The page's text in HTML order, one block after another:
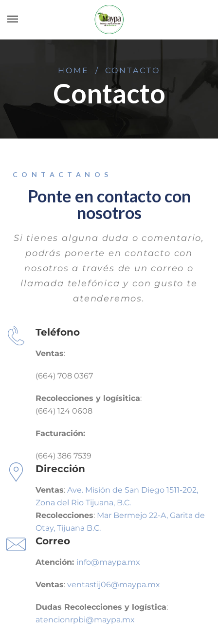
HOME / CONTACTO
Contacto
CONTACTANOS
Ponte en contacto con
nosotros
Si tienes alguna duda o comentario,
podrás ponerte en contacto con
nosotros a través de un correo o
llamada telefónica y con gusto te
atenderemos.
Teléfono
Ventas:
(664) 708 0367
Recolecciones y logísitica:
(664) 124 0608
Facturación:
(664) 386 7539
Dirección
Ventas:Ave. Misión de San Diego 1511-202,
Zona del Rio Tijuana, B.C.
Recolecciones: Mar Bermejo 22-A, Garita de
Otay, Tijuana B.C.
Correo
Atención: info@maypa.mx
Ventas:ventastij06@maypa.mx
Dudas Recolecciones y logística:
atencionrpbi@maypa.mx